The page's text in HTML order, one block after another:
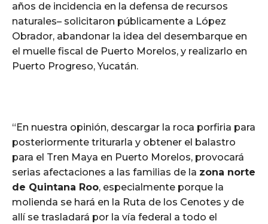
años de incidencia en la defensa de recursos
naturales– solicitaron públicamente a López
Obrador, abandonar la idea del desembarque en
el muelle fiscal de Puerto Morelos, y realizarlo en
Puerto Progreso, Yucatán.
“En nuestra opinión, descargar la roca porfiria para
posteriormente triturarla y obtener el balastro
para el Tren Maya en Puerto Morelos, provocará
serias afectaciones a las familias de la zona norte
de Quintana Roo, especialmente porque la
molienda se hará en la Ruta de los Cenotes y de
allí se trasladará por la vía federal a todo el